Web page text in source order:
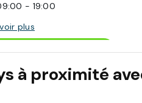
- 19:00
plus
Nous contacter
à proximité